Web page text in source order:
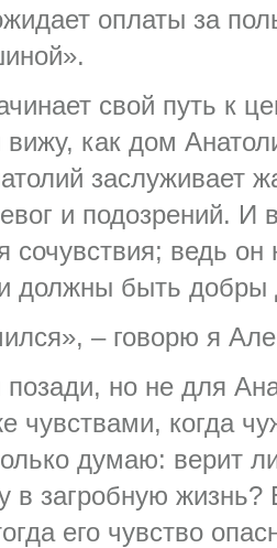
оплаты за
свой путь к
как дом
заслуживает
и подозрений. И
сочувствия; ведь он
должны быть добры
– говорю я
но не для
чувствами, когда
думаю: верит
в загробную
его чувство